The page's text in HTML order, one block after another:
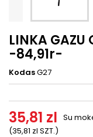
LINKA GAZU
-84,91r-
KodasG27
35,81 zl
(35,81 zl SZT.)
Su